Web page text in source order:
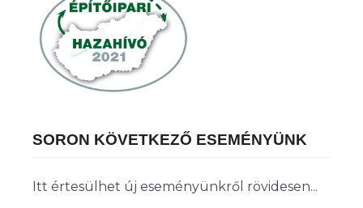
SORON KÖVETKEZŐ ESEMÉNYÜNK
Itt értesülhet új eseményünkről rövidesen...